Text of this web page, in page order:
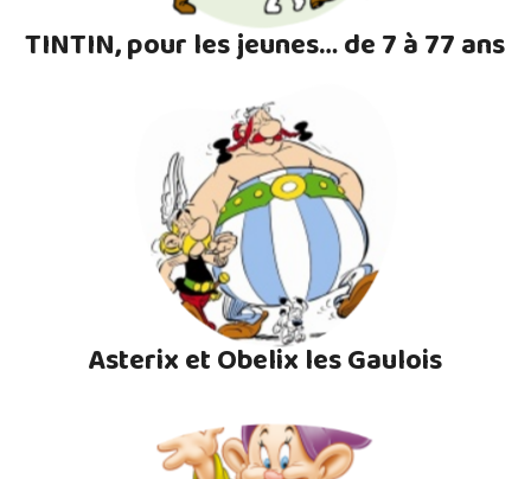
TINTIN, pour les jeunes… de 7 à 77 ans
Asterix et Obelix les Gaulois